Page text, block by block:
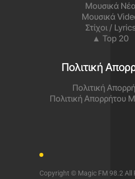
Μουσικά
Μουσικά
Στίχοι /
▲ Top 20
Πολιτική
Πολιτική
Πολιτική Απορρήτου
Copyright © Magic FM 98.2 All